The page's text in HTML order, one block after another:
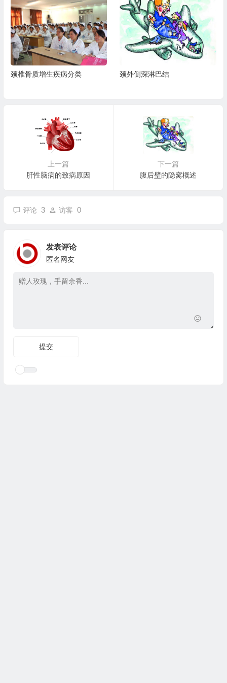
颈椎骨质增生疾病分类 颈外侧深淋巴结
上一篇
肝性脑病的致病原因
下一篇
腹后壁的隐窝概述
评论 3 访客 0
发表评论
匿名网友